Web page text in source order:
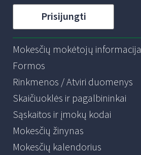
Prisijungti
Mokesčių mokėtojų informacija
Formos
Rinkmenos / Atviri duomenys
Skaičiuoklės ir pagalbininkai
Sąskaitos ir įmokų kodai
Mokesčių žinynas
Mokesčių kalendorius